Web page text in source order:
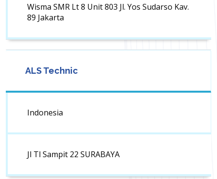
Wisma SMR Lt 8 Unit 803 Jl. Yos Sudarso Kav.
89 Jakarta
ALS Technic
Indonesia
Jl Tl Sampit 22 SURABAYA